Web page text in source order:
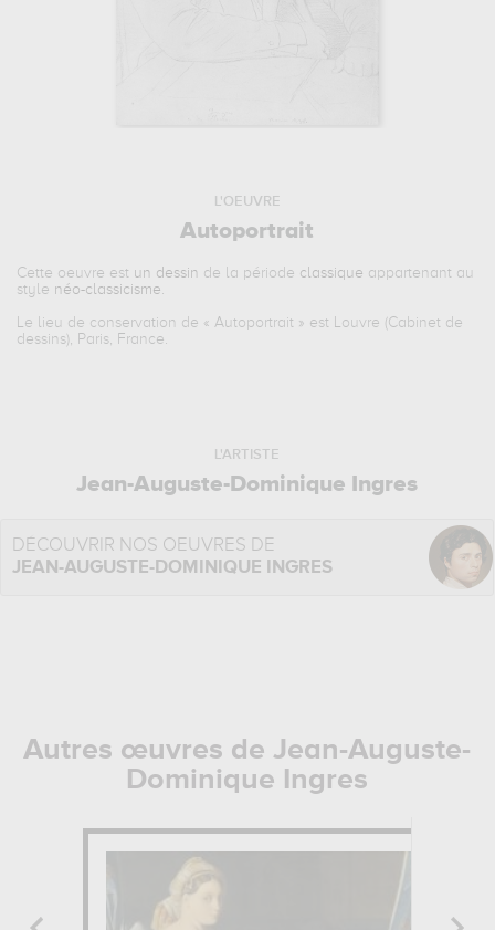
L'OEUVRE
Autoportrait
Cette oeuvre est un dessin de la période classique appartenant au
style néo-classicisme.
Le lieu de conservation de «Autoportrait » est Louvre (Cabinet de
dessins), Paris, France.
L'ARTISTE
Jean-Auguste-Dominique Ingres
DÉCOUVRIR NOS OEUVRES DE
JEAN-AUGUSTE-DOMINIQUE INGRES
Autres œuvres de Jean-Auguste-
Dominique Ingres